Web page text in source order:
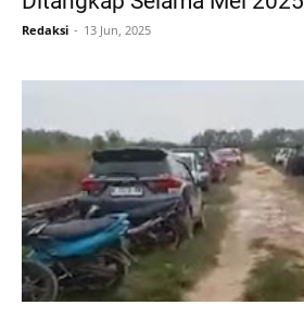
Redaksi 13 Jun, 2025